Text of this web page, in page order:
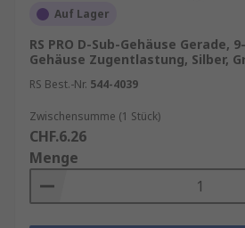
Auf Lager
RS PRO D-Sub-Gehäuse Gerade,
Gehäuse Zugentlastung, Silber,
RS Best.-Nr. 544-4039
Zwischensumme (1 Stück)
CHF.6.26
Menge